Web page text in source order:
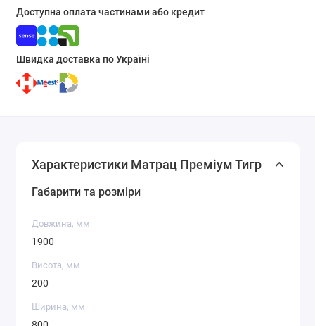
Доступна оплата частинами або кредит
Швидка доставка по Україні
Характеристики Матрац Преміум Тигр
Габарити та розміри
Довжина, мм
1900
Висота, мм
200
Ширина, мм